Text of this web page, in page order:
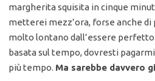
margherita squisita in cinque
metterei mezz’ora, forse anche di
molto lontano dall’essere
basata sul tempo, dovresti
più tempo. Ma sarebbe davvero